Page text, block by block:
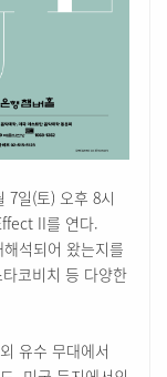
7일(토) 오후 8시
II를 연다.
석되어 왔는지를
코비치 등 다양한
유수 무대에서